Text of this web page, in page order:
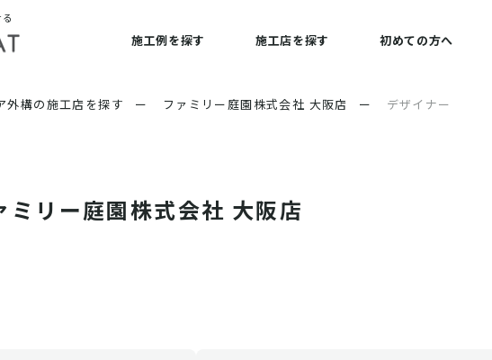
施工例を探す 施工店を探す 初めての方へ
外構の施工店を探す ー ファミリー庭園株式会社 大阪店 ー デザイナー
ミリー庭園株式会社 大阪店